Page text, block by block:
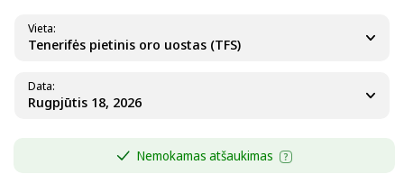
Tenerifės pietinis oro uostas (TFS)
Vieta
Data
Nemokamas atšaukimas